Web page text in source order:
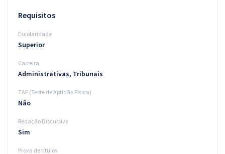
Requisitos
Escolaridade
Superior
Carreira
Administrativas, Tribunais
TAF (Teste de Aptidão Física)
Não
Redação Discursiva
Sim
Prova de títulos